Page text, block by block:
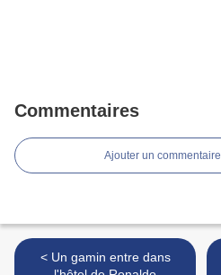
Commentaires
Ajouter un commentaire
< Un gamin entre dans